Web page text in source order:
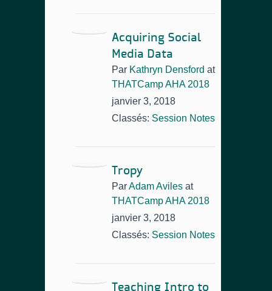
Acquiring Social
Media Data
Par Kathryn Densford at
THATCamp AHA 2018
janvier 3, 2018
Classés: Session Notes
Tropy
ParAdam Aviles at
THATCamp AHA 2018
janvier 3, 2018
Classés: Session Notes
Teaching Intro to